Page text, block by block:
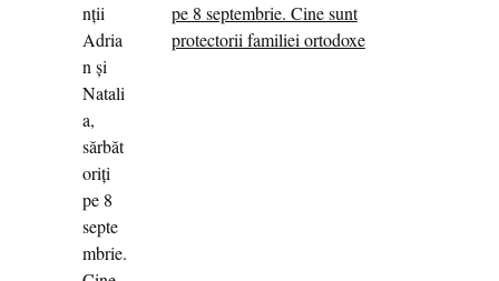
pe 8 septembrie. Cine sunt
protectorii familiei ortodoxe